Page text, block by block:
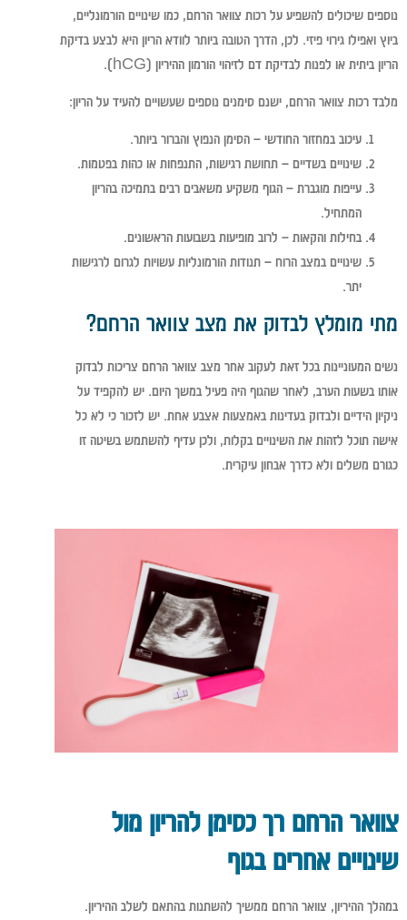
נוספים שיכולים להשפיע על רכות צוואר הרחם, כמו שינויים הורמונליים,
ביוץ ואפילו גירוי פיזי. לכן, הדרך הטובה ביותר לוודא הריון היא לבצע בדיקת
הריון ביתית או לפנות לבדיקת דם לזיהוי הורמון ההיריון (hCG).
מלבד רכות צוואר הרחם, ישנם סימנים נוספים שעשויים להעיד על הריון:
עיכוב במחזור החודשי – הסימן הנפוץ והברור ביותר.
שינויים בשדיים – תחושת רגישות, התנפחות או כהות בפטמות.
עייפות מוגברת – הגוף משקיע משאבים רבים בתמיכה בהריון
המתחיל.
בחילות והקאות – לרוב מופיעות בשבועות הראשונים.
שינויים במצב הרוח – תנודות הורמונליות עשויות לגרום לרגישות
יתר.
מתי מומלץ לבדוק את מצב צוואר הרחם?
נשים המעוניינות בכל זאת לעקוב אחר מצב צוואר הרחם צריכות לבדוק
אותו בשעות הערב, לאחר שהגוף היה פעיל במשך היום. יש להקפיד על
ניקיון הידיים ולבדוק בעדינות באמצעות אצבע אחת. יש לזכור כי לא כל
אישה תוכל לזהות את השינויים בקלות, ולכן עדיף להשתמש בשיטה זו
כגורם משלים ולא כדרך אבחון עיקרית.
צוואר הרחם רך כסימן להריון מול
שינויים אחרים בגוף
במהלך ההיריון, צוואר הרחם ממשיך להשתנות בהתאם לשלב ההיריון.